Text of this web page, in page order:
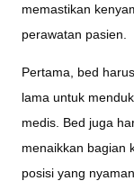
memastikan
perawatan pasien.
Pertama, bed
lama untuk
medis. Bed juga
menaikkan bagian
posisi yang